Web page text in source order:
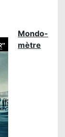
Mondo-
mètre